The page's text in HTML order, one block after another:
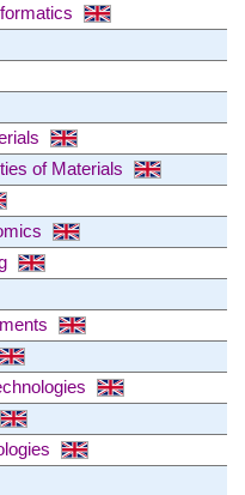
of Materials